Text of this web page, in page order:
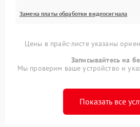
Замена платы обработки видеосигнала
Цены в прайс-листе указаны
Записывайтесь на
Мы проверим ваше устройство и
Показать все